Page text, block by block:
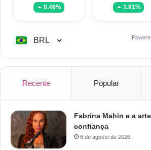
0.46% 1.81%
Recente Popular
Fabrina Mahin e a
confiança
6 de agosto de 2026